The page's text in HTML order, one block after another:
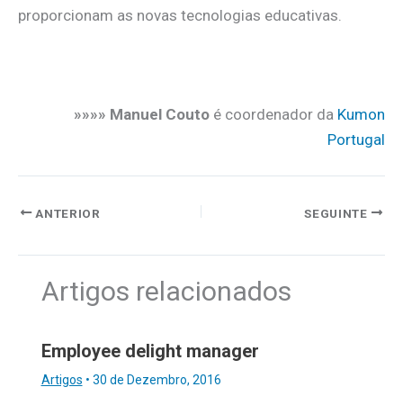
proporcionam as novas tecnologias educativas.
»»»» Manuel Couto é coordenador da Kumon
Portugal
ANTERIOR SEGUINTE
Artigos relacionados
Employee delight manager
Artigos • 30 de Dezembro, 2016